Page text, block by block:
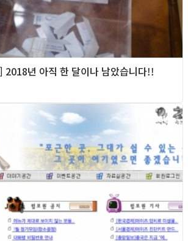
년 아직 한 달이나 남았습니다!!
2018년